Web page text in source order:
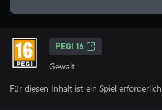
PEGI 16
Gewalt
Für diesen Inhalt ist ein Spiel